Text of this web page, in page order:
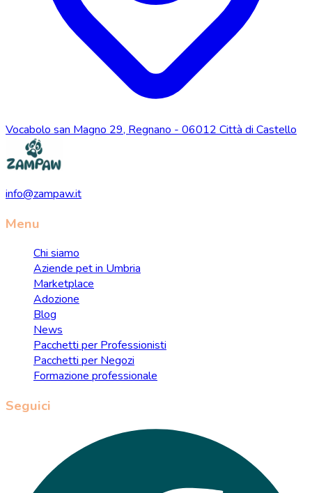
Vocabolo san Magno 29, Regnano - 06012 Città di Castello
info@zampaw.it
Menu
Chi siamo
Aziende pet in Umbria
Marketplace
Adozione
Blog
News
Pacchetti per Professionisti
Pacchetti per Negozi
Formazione professionale
Seguici